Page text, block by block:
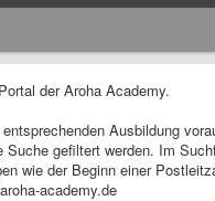
der Aroha Academy.
Ausbildung
Suche gefiltert werden. Im
wie der Beginn einer
academy.de